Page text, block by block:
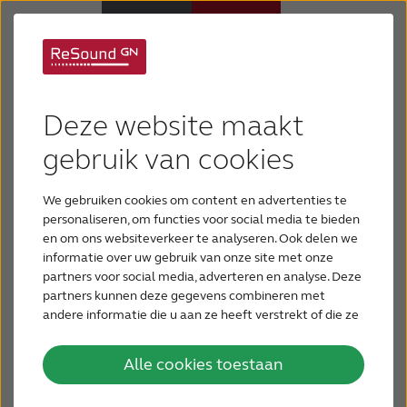
Deze website maakt
gebruik van cookies
We gebruiken cookies om content en advertenties te
personaliseren, om functies voor social media te bieden
en om ons websiteverkeer te analyseren. Ook delen we
informatie over uw gebruik van onze site met onze
partners voor social media, adverteren en analyse. Deze
partners kunnen deze gegevens combineren met
andere informatie die u aan ze heeft verstrekt of die ze
services.
Alle cookies toestaan
Hulp en ondersteuning
Over ReSound
Gehoorverlies
BLOG
VOOR PROFESSIONALS
Als u uw hoortoestellen goed onderhoudt,
functioneren ze beter en gaan ze langer mee.
gaan, maar goed onderhoud is noodzakelijk voor
de beste geluidskwaliteit én een lange levensduur.